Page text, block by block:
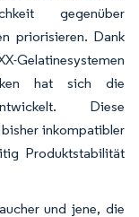
gegenüber
priorisieren. Dank
Gelatinesystemen
hat sich die
Diese
inkompatibler
Produktstabilität
und jene, die